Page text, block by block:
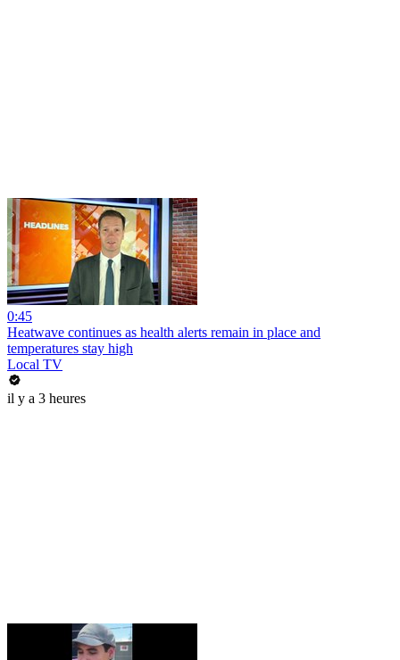
0:45
Heatwave continues as health alerts remain in place and
temperatures stay high
Local TV
il y a 3 heures